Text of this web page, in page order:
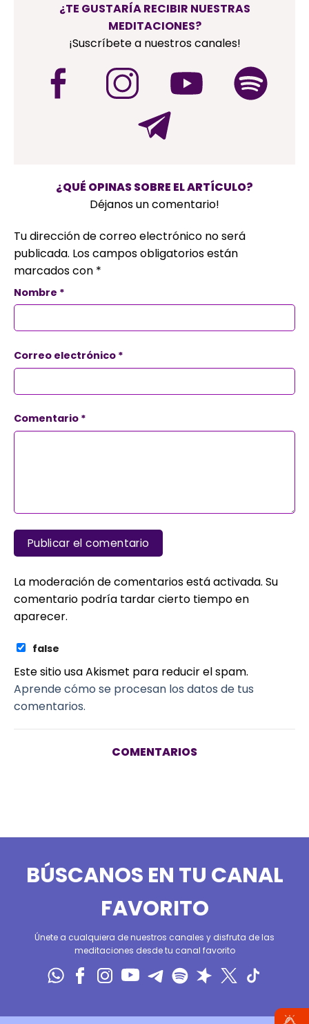
¿TE GUSTARÍA RECIBIR NUESTRAS
MEDITACIONES?
¡Suscríbete a nuestros canales!
¿QUÉ OPINAS SOBRE EL ARTÍCULO?
Déjanos un comentario!
Tu dirección de correo electrónico no será
publicada. Los campos obligatorios están
marcados con *
Nombre *
Correo electrónico *
Comentario *
La moderación de comentarios está activada. Su
comentario podría tardar cierto tiempo en
aparecer.
false
Este sitio usa Akismet para reducir el spam.
Aprende cómo se procesan los datos de tus
comentarios.
COMENTARIOS
BÚSCANOS EN TU CANAL
FAVORITO
Únete a cualquiera de nuestros canales y disfruta de las
meditaciones desde tu canal favorito